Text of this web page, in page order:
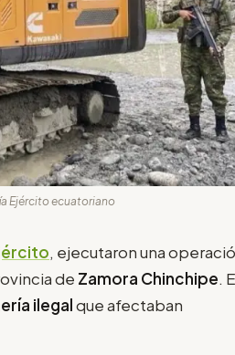
Ejército ecuatoriano
, ejecutaron una
de Zamora Chinchipe.
ilegalque afectaban